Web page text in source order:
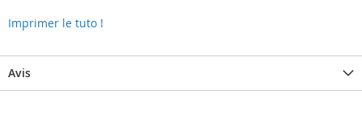
Imprimer le tuto !
Avis